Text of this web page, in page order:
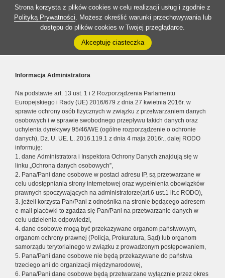
Strona korzysta z plików cookies w celu realizacji usług i zgodnie z
Polityką Prywatności. Możesz określić warunki przechowywania lub
dostępu do plików cookies w Twojej przeglądarce.
Akceptuję ciasteczka
Informacja Administratora
Na podstawie art. 13 ust. 1 i 2 Rozporządzenia Parlamentu
Europejskiego i Rady (UE) 2016/679 z dnia 27 kwietnia 2016r. w
sprawie ochrony osób fizycznych w związku z przetwarzaniem danych
osobowych i w sprawie swobodnego przepływu takich danych oraz
uchylenia dyrektywy 95/46/WE (ogólne rozporządzenie o ochronie
danych), Dz. U. UE. L. 2016.119.1 z dnia 4 maja 2016r., dalej RODO
informuję:
1. dane Administratora i Inspektora Ochrony Danych znajdują się w
linku „Ochrona danych osobowych”,
2. Pana/Pani dane osobowe w postaci adresu IP, są przetwarzane w
celu udostępniania strony internetowej oraz wypełnienia obowiązków
prawnych spoczywających na administratorze(art.6 ust.1 lit.c RODO),
3. jeżeli korzysta Pan/Pani z odnośnika na stronie będącego adresem
e-mail placówki to zgadza się Pan/Pani na przetwarzanie danych w
celu udzielenia odpowiedzi,
4. dane osobowe mogą być przekazywane organom państwowym,
organom ochrony prawnej (Policja, Prokuratura, Sąd) lub organom
samorządu terytorialnego w związku z prowadzonym postępowaniem,
5. Pana/Pani dane osobowe nie będą przekazywane do państwa
trzeciego ani do organizacji międzynarodowej,
6. Pana/Pani dane osobowe będą przetwarzane wyłącznie przez okres